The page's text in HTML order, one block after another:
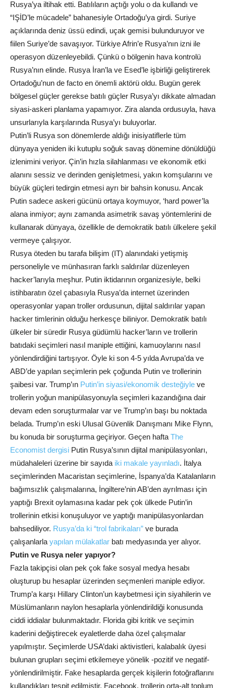
Rusya’ya iltihak etti. Batılıların açtığı yolu o da kullandı ve
“IŞİD’le mücadele” bahanesiyle Ortadoğu’ya girdi. Suriye
açıklarında deniz üssü edindi, uçak gemisi bulunduruyor ve
fiilen Suriye’de savaşıyor. Türkiye Afrin’e Rusya’nın izni ile
operasyon düzenleyebildi. Çünkü o bölgenin hava kontrolü
Rusya’nın elinde. Rusya İran’la ve Esed’le işbirliği geliştirerek
Ortadoğu’nun de facto en önemli aktörü oldu. Bugün gerek
bölgesel güçler gerekse batılı güçler Rusya’yı dikkate almadan
siyasi-askeri planlama yapamıyor. Zira alanda ordusuyla, hava
unsurlarıyla karşılarında Rusya’yı buluyorlar.
Putin’li Rusya son dönemlerde aldığı inisiyatiflerle tüm
dünyaya yeniden iki kutuplu soğuk savaş dönemine dönüldüğü
izlenimini veriyor. Çin’in hızla silahlanması ve ekonomik etki
alanını sessiz ve derinden genişletmesi, yakın komşularını ve
büyük güçleri tedirgin etmesi ayrı bir bahsin konusu. Ancak
Putin sadece askeri gücünü ortaya koymuyor, ‘hard power’la
alana inmiyor; aynı zamanda asimetrik savaş yöntemlerini de
kullanarak dünyaya, özellikle de demokratik batılı ülkelere şekil
vermeye çalışıyor.
Rusya öteden bu tarafa bilişim (IT) alanındaki yetişmiş
personeliyle ve münhasıran farklı saldırılar düzenleyen
hacker’larıyla meşhur. Putin iktidarının organizesiyle, belki
istihbaratın özel çabasıyla Rusya’da internet üzerinden
operasyonlar yapan troller ordusunun, dijital saldırılar yapan
hacker timlerinin olduğu herkesçe biliniyor. Demokratik batılı
ülkeler bir süredir Rusya güdümlü hacker’ların ve trollerin
batıdaki seçimleri nasıl maniple ettiğini, kamuoylarını nasıl
yönlendirdiğini tartışıyor. Öyle ki son 4-5 yılda Avrupa’da ve
ABD’de yapılan seçimlerin pek çoğunda Putin ve trollerinin
şaibesi var. Trump’ın Putin’in siyasi/ekonomik desteğiyle ve
trollerin yoğun manipülasyonuyla seçimleri kazandığına dair
devam eden soruşturmalar var ve Trump’ın başı bu noktada
belada. Trump’ın eski Ulusal Güvenlik Danışmanı Mike Flynn,
bu konuda bir soruşturma geçiriyor. Geçen hafta The
Economist dergisi Putin Rusya’sının dijital manipülasyonları,
müdahaleleri üzerine bir sayıda iki makale yayınladı. İtalya
seçimlerinden Macaristan seçimlerine, İspanya’da Katalanların
bağımsızlık çalışmalarına, İngiltere’nin AB’den ayrılması için
yaptığı Brexit oylamasına kadar pek çok ülkede Putin’in
trollerinin etkisi konuşuluyor ve yaptığı manipülasyonlardan
bahsediliyor. Rusya’da ki “trol fabrikaları” ve burada
çalışanlarla yapılan mülakatlar batı medyasında yer alıyor.
Putin ve Rusya neler yapıyor?
Fazla takipçisi olan pek çok fake sosyal medya hesabı
oluşturup bu hesaplar üzerinden seçmenleri maniple ediyor.
Trump’a karşı Hillary Clinton’un kaybetmesi için siyahilerin ve
Müslümanların naylon hesaplarla yönlendirildiği konusunda
ciddi iddialar bulunmaktadır. Florida gibi kritik ve seçimin
kaderini değiştirecek eyaletlerde daha özel çalışmalar
yapılmıştır. Seçimlerde USA’daki aktivistleri, kalabalık üyesi
bulunan grupları seçimi etkilemeye yönelik -pozitif ve negatif-
yönlendirilmiştir. Fake hesaplarda gerçek kişilerin fotoğraflarını
kullandıkları tespit edilmiştir. Facebook, trollerin orta-alt toplum